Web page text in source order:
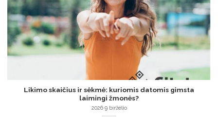
Likimo skaičius ir sėkmė: kuriomis datomis gimsta
laimingi žmonės?
2026 9 birželio